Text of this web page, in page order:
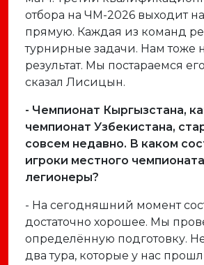
отбора на ЧМ-2026 выходит
прямую. Каждая из команд
турнирные задачи. Нам тоже
результат. Мы постараемся
сказал Лисицын.
- Чемпионат Кыргызстана,
чемпионат Узбекистана,
совсем недавно. В каком
игроки местного
легионеры?
- На сегодняшний момент
достаточно хорошее. Мы
определённую подготовку.
два тура, которые у нас